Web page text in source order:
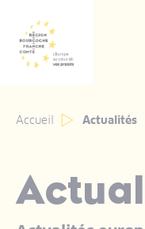
Accueil Actualités